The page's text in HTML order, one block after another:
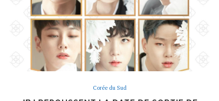
Corée du Sud